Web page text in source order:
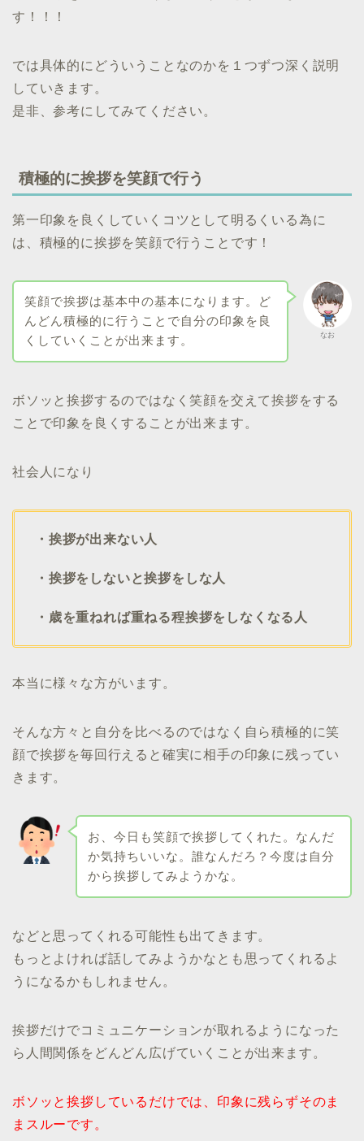
す！！！
では具体的にどういうことなのかを１つずつ深く説明
していきます。
是非、参考にしてみてください。
積極的に挨拶を笑顔で行う
第一印象を良くしていくコツとして明るくいる為に
は、積極的に挨拶を笑顔で行うことです！
なお
笑顔で挨拶は基本中の基本になります。ど
んどん積極的に行うことで自分の印象を良
くしていくことが出来ます。
ボソッと挨拶するのではなく笑顔を交えて挨拶をする
ことで印象を良くすることが出来ます。
社会人になり
・挨拶が出来ない人
・挨拶をしないと挨拶をしな人
・歳を重ねれば重ねる程挨拶をしなくなる人
本当に様々な方がいます。
そんな方々と自分を比べるのではなく自ら積極的に笑
顔で挨拶を毎回行えると確実に相手の印象に残ってい
きます。
お、今日も笑顔で挨拶してくれた。なんだ
か気持ちいいな。誰なんだろ？今度は自分
から挨拶してみようかな。
などと思ってくれる可能性も出てきます。
もっとよければ話してみようかなとも思ってくれるよ
うになるかもしれません。
挨拶だけでコミュニケーションが取れるようになった
ら人間関係をどんどん広げていくことが出来ます。
ボソッと挨拶しているだけでは、印象に残らずそのま
まスルーです。